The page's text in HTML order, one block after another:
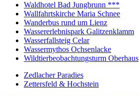
Waldhotel Bad Jungbrunn ***
Wallfahrtskirche Maria Schnee
Wanderbus rund um Lienz
Wassererlebnispark Galitzenklamm
Wasserfallsteig Celar
Wassermythos Ochsenlacke
Wildtierbeobachtungsturm Oberhaus
Zedlacher Paradies
Zettersfeld & Hochstein